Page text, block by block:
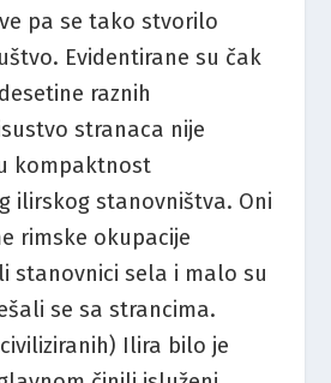
pa se tako stvorilo
Evidentirane su čak
raznih
stranaca nije
kompaktnost
ilirskog stanovništva. Oni
rimske okupacije
stanovnici sela i malo su
se sa strancima.
Ilira bilo je